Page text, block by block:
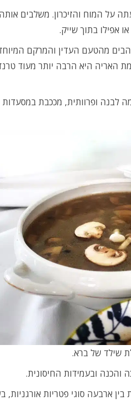
על המוח והזיכרון. משלבים אותה
אפילו בתוך שייק.
מהטעם העדין והמרקם
האריה היא הרבה יותר מעוד
לבנה ופרוותית, מככבת במסעדות
שילד של ברא.
והכנה ובעמידות החיסונית.
ארבעה סוגי פטריות אורגניות,